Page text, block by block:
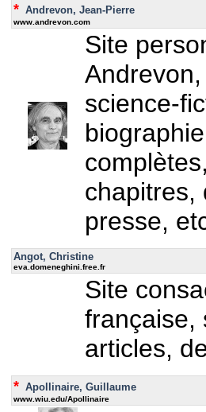
* Andrevon, Jean-Pierre
www.andrevon.com
Site
science-
chapitres,
presse,
Angot, Christine
eva.domeneghini.free.fr
Site
française,
articles,
* Apollinaire, Guillaume
www.wiu.edu/Apollinaire